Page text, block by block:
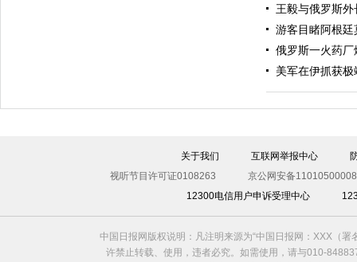
王毅与俄罗斯
游客目睹阿根
俄罗斯一火药
美军在伊抓获极
关于我们 互联网举报中心
视听节目许可证0108263
京公网安备
12300电信用户申诉受理中心
中国日报网版权说明：凡注明来源为“中国日报网：XXX（
许禁止转载、使用，违者必究。如需使用，请与010-